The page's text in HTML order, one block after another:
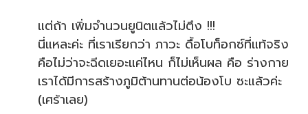
แต่ถ้า เพิ่มจำนวนยูนิตแล้วไม่ตึง !!!
นี่แหละค่ะ ที่เราเรียกว่า ภาวะ ดื้อโบท็อกซ์ที่แท้จริง
คือไม่ว่าจะฉีดเยอะแค่ไหน ก็ไม่เห็นผล คือ ร่างกาย
เราได้มีการสร้างภูมิต้านทานต่อน้องโบ ซะแล้วค่ะ
(เศร้าเลย)